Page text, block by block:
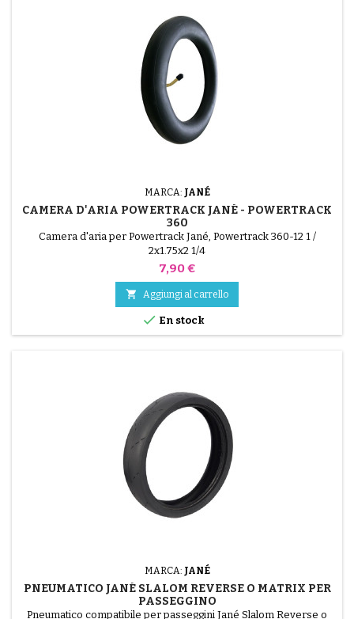
MARCA: JANÉ
CAMERA D'ARIA POWERTRACK JANÉ - POWERTRACK
360
Camera d'aria per Powertrack Jané, Powertrack 360-12 1 /
2x1.75x2 1/4
Prezzo
7,90 €
 Aggiungi al carrello
 En stock
MARCA: JANÉ
PNEUMATICO JANÉ SLALOM REVERSE O MATRIX PER
PASSEGGINO
Pneumatico compatibile per passeggini Jané Slalom Reverse o